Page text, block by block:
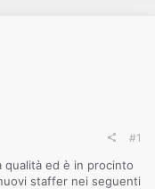
#1
qualità ed è in procinto
staffer nei seguenti